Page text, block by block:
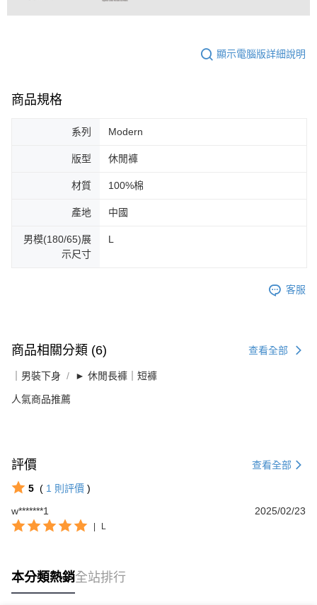
顯示電腦版詳細說明
商品規格
系列 Modern
版型 休閒褲
材質 100%棉
產地 中國
男模(180/65)展
示尺寸
L
客服
商品相關分類 (6) 查看全部
｜男裝下身 ► 休閒長褲｜短褲
人氣商品推薦
評價 查看全部
5 ( 1 則評價 )
w*******1
2025/02/23
| L
本分類熱銷全站排行